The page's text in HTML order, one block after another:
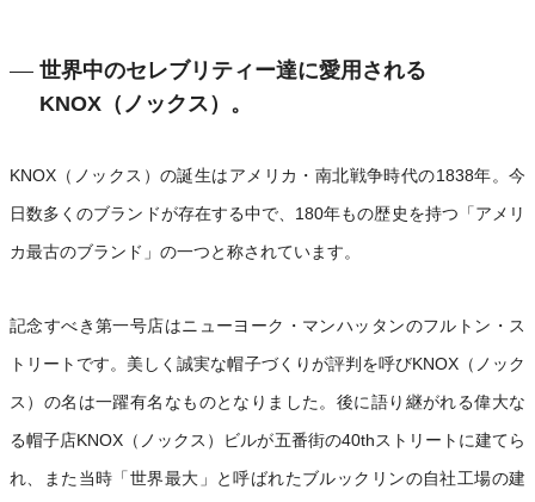
世界中のセレブリティー達に愛用される
KNOX（ノックス）。
KNOX（ノックス）の誕生はアメリカ・南北戦争時代の1838年。今
日数多くのブランドが存在する中で、180年もの歴史を持つ「アメリ
カ最古のブランド」の一つと称されています。
記念すべき第一号店はニューヨーク・マンハッタンのフルトン・ス
トリートです。美しく誠実な帽子づくりが評判を呼びKNOX（ノック
ス）の名は一躍有名なものとなりました。後に語り継がれる偉大な
る帽子店KNOX（ノックス）ビルが五番街の40thストリートに建てら
れ、また当時「世界最大」と呼ばれたブルックリンの自社工場の建